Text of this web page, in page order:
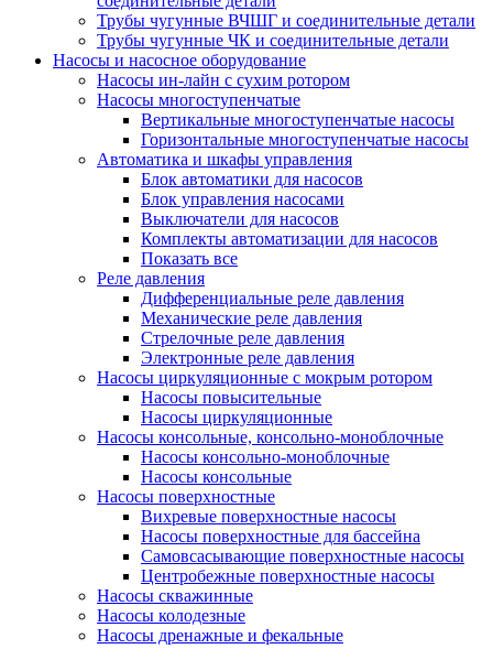
Трубы чугунные ВЧШГ и соединительные детали
Трубы чугунные ЧК и соединительные детали
Насосы и насосное оборудование
Насосы ин-лайн с сухим ротором
Насосы многоступенчатые
Вертикальные многоступенчатые насосы
Горизонтальные многоступенчатые насосы
Автоматика и шкафы управления
Блок автоматики для насосов
Блок управления насосами
Выключатели для насосов
Комплекты автоматизации для насосов
Показать все
Реле давления
Дифференциальные реле давления
Механические реле давления
Стрелочные реле давления
Электронные реле давления
Насосы циркуляционные с мокрым ротором
Насосы повысительные
Насосы циркуляционные
Насосы консольные, консольно-моноблочные
Насосы консольно-моноблочные
Насосы консольные
Насосы поверхностные
Вихревые поверхностные насосы
Насосы поверхностные для бассейна
Самовсасывающие поверхностные насосы
Центробежные поверхностные насосы
Насосы скважинные
Насосы колодезные
Насосы дренажные и фекальные